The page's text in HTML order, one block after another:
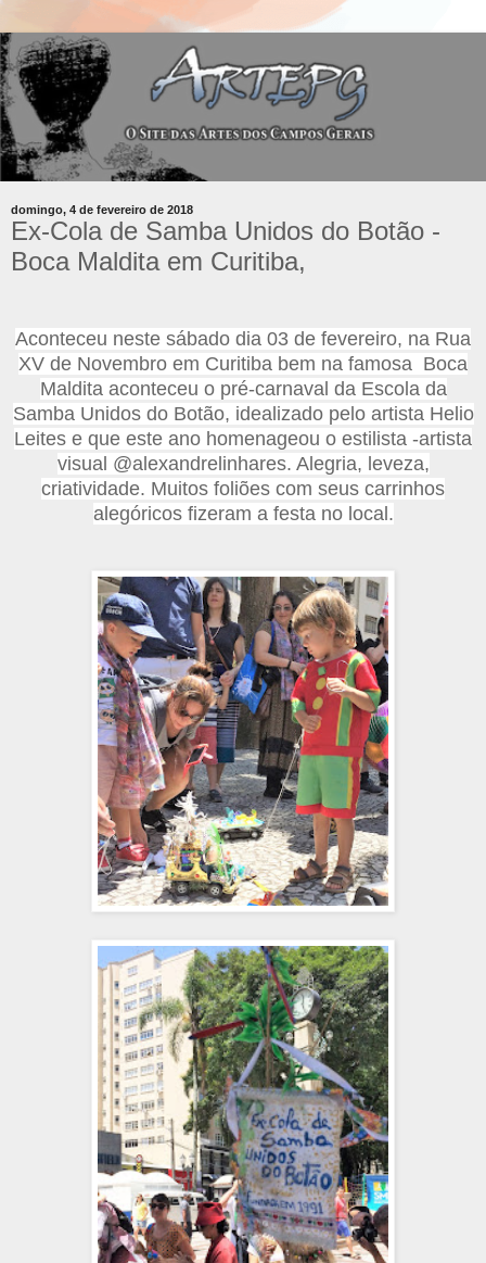
domingo, 4 de fevereiro de 2018
Ex-Cola de Samba Unidos do Botão -
Boca Maldita em Curitiba,
Aconteceu neste sábado dia 03 de fevereiro, na Rua
XV de Novembro em Curitiba bem na famosa Boca
Maldita aconteceu o pré-carnaval da Escola da
Samba Unidos do Botão, idealizado pelo artista Helio
Leites e que este ano homenageou o estilista -artista
visual @alexandrelinhares. Alegria, leveza,
criatividade. Muitos foliões com seus carrinhos
alegóricos fizeram a festa no local.